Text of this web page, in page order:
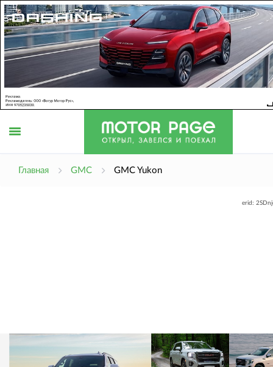
Главная GMC GMC Yukon
erid: